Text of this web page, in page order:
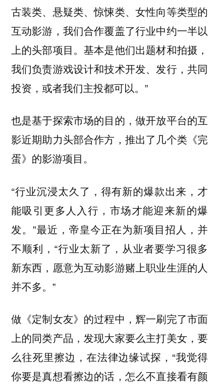
古装类、悬疑类、惊悚类、女性向等类型的
互动影游，我们合作覆盖了行业中约一半以
上的头部项目。基本是他们出题材和拍摄，
我们负责游戏设计和技术开发、发行，共同
投资，或者我们主投都可以。”
也是基于探索市场的目的，做开放平台的互
影近期助力头部合作方，推出了几个类《完
蛋》的影游项目 。
“行业沉浸太久了，得有新的爆款出来，才
能吸引更多人入行，市场才能迎来新的爆
发。”最近，帝皇今正在为新项目招人，并
不顺利，“行业太新了，从业者要学习很多
新东西，愿意为互动影游赌上职业生涯的人
并不多。”
做《定制女友》的过程中，辉一刷完了市面
上的同类产品，发现大家要么主打美女，要
么往死里擦边，在法律边缘试探，“我觉得
你要是真想看擦边的话，怎么不直接看有颜